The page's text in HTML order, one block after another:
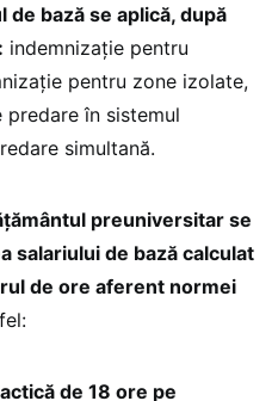
de bază se aplică, după
indemnizație pentru
pentru zone izolate,
în sistemul
simultană.
preuniversitar se
salariului de bază calculat
de ore aferent normei
de 18 ore pe